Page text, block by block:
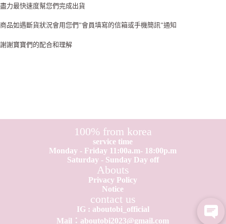
盡力最快速度幫您們完成出貨
商品如遇斷貨狀況會用您們”會員填寫的信箱或手機簡訊”通知
謝謝寶寶們的配合和理解
100% from korea
service time
Monday - Friday 11:00a.m- 18:00p.m
Saturday - Sunday Day off
Abouts
Privacy Policy
Notice
contact us
IG : aboutobi_official
Mail：aboutobi2023@gmail.com